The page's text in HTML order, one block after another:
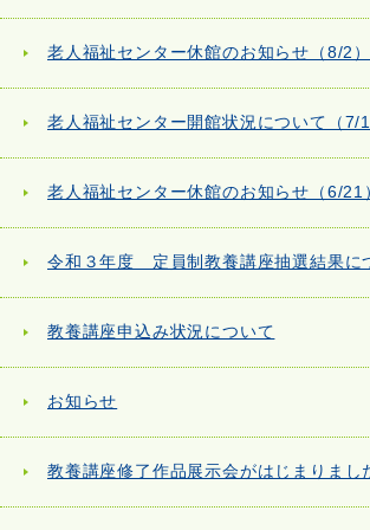
老人福祉センター休館のお知らせ（8/2）
老人福祉センター開館状況について（7/
老人福祉センター休館のお知らせ（6/21
令和３年度 定員制教養講座抽選結果に
教養講座申込み状況について
お知らせ
教養講座修了作品展示会がはじまりまし